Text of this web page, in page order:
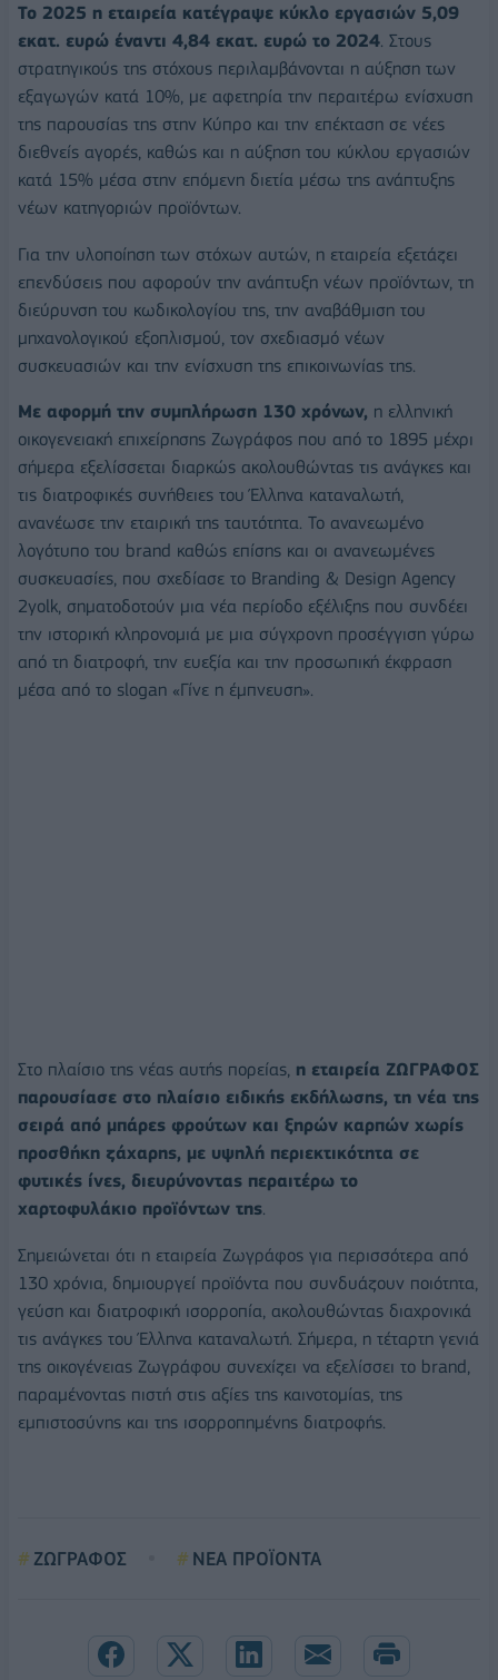
Το 2025 η εταιρεία κατέγραψε κύκλο εργασιών 5,09
εκατ. ευρώ έναντι 4,84 εκατ. ευρώ το 2024. Στους
στρατηγικούς της στόχους περιλαμβάνονται η αύξηση των
εξαγωγών κατά 10%, με αφετηρία την περαιτέρω ενίσχυση
της παρουσίας της στην Κύπρο και την επέκταση σε νέες
διεθνείς αγορές, καθώς και η αύξηση του κύκλου εργασιών
κατά 15% μέσα στην επόμενη διετία μέσω της ανάπτυξης
νέων κατηγοριών προϊόντων.
Για την υλοποίηση των στόχων αυτών, η εταιρεία εξετάζει
επενδύσεις που αφορούν την ανάπτυξη νέων προϊόντων, τη
διεύρυνση του κωδικολογίου της, την αναβάθμιση του
μηχανολογικού εξοπλισμού, τον σχεδιασμό νέων
συσκευασιών και την ενίσχυση της επικοινωνίας της.
Με αφορμή την συμπλήρωση 130 χρόνων, η ελληνική
οικογενειακή επιχείρησης Ζωγράφος που από το 1895 μέχρι
σήμερα εξελίσσεται διαρκώς ακολουθώντας τις ανάγκες και
τις διατροφικές συνήθειες του Έλληνα καταναλωτή,
ανανέωσε την εταιρική της ταυτότητα. Το ανανεωμένο
λογότυπο του brand καθώς επίσης και οι ανανεωμένες
συσκευασίες, που σχεδίασε το Branding & Design Agency
2yolk, σηματοδοτούν μια νέα περίοδο εξέλιξης που συνδέει
την ιστορική κληρονομιά με μια σύγχρονη προσέγγιση γύρω
από τη διατροφή, την ευεξία και την προσωπική έκφραση
μέσα από το slogan «Γίνε η έμπνευση».
Στο πλαίσιο της νέας αυτής πορείας, η εταιρεία ΖΩΓΡΑΦΟΣ
παρουσίασε στο πλαίσιο ειδικής εκδήλωσης, τη νέα της
σειρά από μπάρες φρούτων και ξηρών καρπών χωρίς
προσθήκη ζάχαρης, με υψηλή περιεκτικότητα σε
φυτικές ίνες, διευρύνοντας περαιτέρω το
χαρτοφυλάκιο προϊόντων της.
Σημειώνεται ότι η εταιρεία Ζωγράφος για περισσότερα από
130 χρόνια, δημιουργεί προϊόντα που συνδυάζουν ποιότητα,
γεύση και διατροφική ισορροπία, ακολουθώντας διαχρονικά
τις ανάγκες του Έλληνα καταναλωτή. Σήμερα, η τέταρτη γενιά
της οικογένειας Ζωγράφου συνεχίζει να εξελίσσει το brand,
παραμένοντας πιστή στις αξίες της καινοτομίας, της
εμπιστοσύνης και της ισορροπημένης διατροφής.
ΖΩΓΡΑΦΟΣ ΝΕΑ ΠΡΟΪΟΝΤΑ